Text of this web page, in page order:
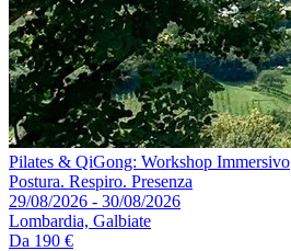
Pilates & QiGong: Workshop Immersivo
Postura. Respiro. Presenza
29/08/2026 - 30/08/2026
Lombardia, Galbiate
Da 190 €